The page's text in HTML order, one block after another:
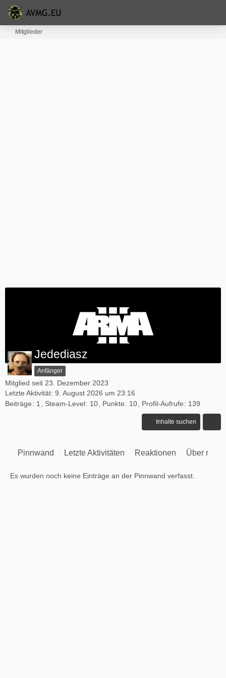
Mitglieder
Jedediasz
Anfänger
Mitglied seit 23. Dezember 2023
Letzte Aktivität: 9. August 2026 um 23:16
Beiträge
1 Steam-Level 10 Punkte 10 Profil-Aufrufe 139
Inhalte suchen
Pinnwand Letzte Aktivitäten Reaktionen Über mich
Es wurden noch keine Einträge an der Pinnwand verfasst.